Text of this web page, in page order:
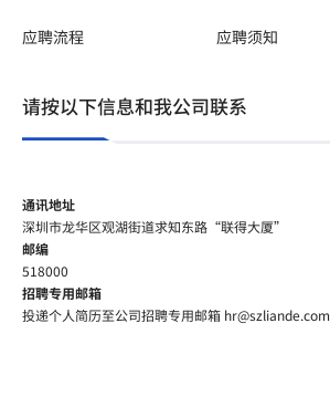
应聘流程 应聘须知
请按以下信息和我公司联系
通讯地址
深圳市龙华区观湖街道求知东路“联得大厦”
邮编
518000
招聘专用邮箱
投递个人简历至公司招聘专用邮箱 hr@szliande.com